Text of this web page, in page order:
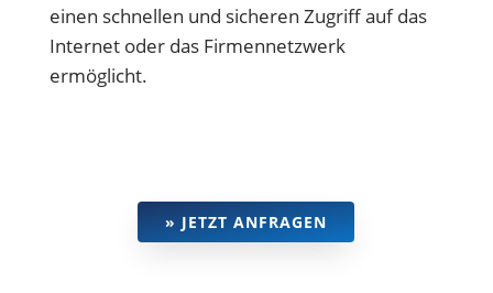
einen schnellen und sicheren Zugriff auf das
Internet oder das Firmennetzwerk
ermöglicht.
» JETZT ANFRAGEN